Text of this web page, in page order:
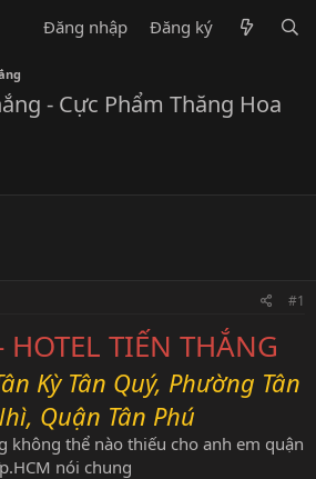
Đăng nhập Đăng ký
- Cực Phẩm Thăng Hoa
#1
HOTEL TIẾN THẮNG
Kỳ Tân Quý, Phường Tân
Quận Tân Phú
không thể nào thiếu cho anh em quận
nói chung